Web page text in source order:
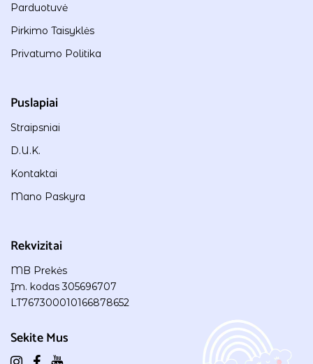
Parduotuvė
Pirkimo Taisyklės
Privatumo Politika
Puslapiai
Straipsniai
D.U.K.
Kontaktai
Mano Paskyra
Rekvizitai
MB Prekės
Įm. kodas 305696707
LT767300010166878652
Sekite Mus